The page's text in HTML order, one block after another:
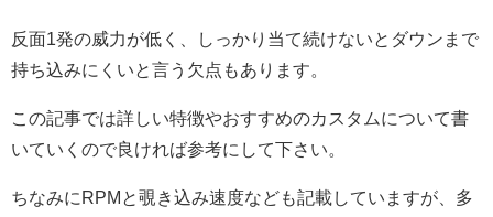
反面1発の威力が低く、しっかり当て続けないとダウンまで
持ち込みにくいと言う欠点もあります。
この記事では詳しい特徴やおすすめのカスタムについて書
いていくので良ければ参考にして下さい。
ちなみにRPMと覗き込み速度なども記載していますが、多